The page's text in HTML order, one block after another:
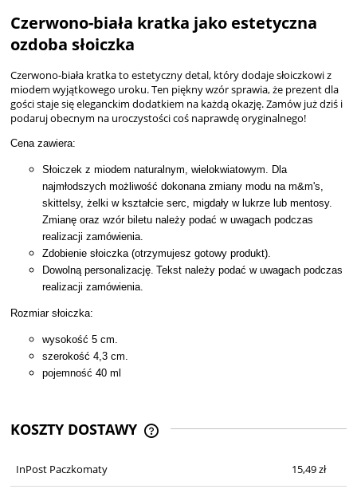
Czerwono-biała kratka jako estetyczna
ozdoba słoiczka
Czerwono-biała kratka to estetyczny detal, który dodaje słoiczkowi z
miodem wyjątkowego uroku. Ten piękny wzór sprawia, że prezent dla
gości staje się eleganckim dodatkiem na każdą okazję. Zamów już dziś i
podaruj obecnym na uroczystości coś naprawdę oryginalnego!
Cena zawiera:
Słoiczek z miodem naturalnym, wielokwiatowym. Dla
najmłodszych możliwość dokonana zmiany modu na m&m's,
skittelsy, żelki w kształcie serc, migdały w lukrze lub mentosy.
Zmianę oraz wzór biletu należy podać w uwagach podczas
realizacji zamówienia.
Zdobienie słoiczka (otrzymujesz gotowy produkt).
Dowolną personalizację. Tekst należy podać w uwagach podczas
realizacji zamówienia.
Rozmiar słoiczka:
wysokość 5 cm.
szerokość 4,3 cm.
pojemność 40 ml
KOSZTY DOSTAWY
InPost Paczkomaty
15,49 zł